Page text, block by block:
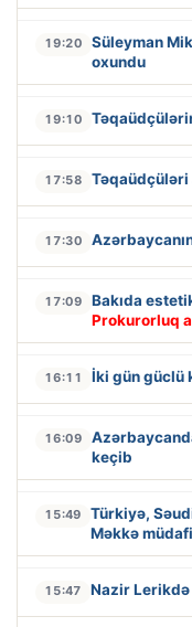
19:20
Süleyman
oxundu
19:10
17:58 Təqaüdçüləri
17:30
17:09 Bakıda
Prokurorluq
16:11 İki gün güclü
16:09
keçib
15:49
Türkiyə,
Məkkə
15:47 Nazir